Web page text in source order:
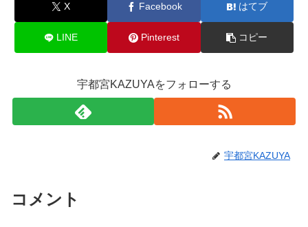
X Facebook はてブ
LINE Pinterest コピー
宇都宮KAZUYAをフォローする
宇都宮KAZUYA
コメント